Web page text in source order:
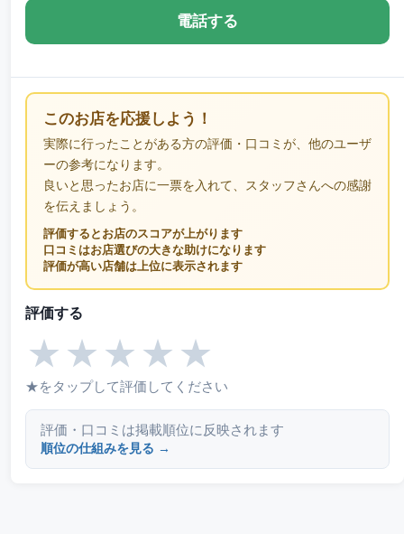
電話する
このお店を応援しよう！
実際に行ったことがある方の評価・口コミが、他のユーザ
ーの参考になります。
良いと思ったお店に一票を入れて、スタッフさんへの感謝
を伝えましょう。
評価するとお店のスコアが上がります
口コミはお店選びの大きな助けになります
評価が高い店舗は上位に表示されます
評価する
★ ★ ★ ★ ★
★をタップして評価してください
評価・口コミは掲載順位に反映されます
順位の仕組みを見る →